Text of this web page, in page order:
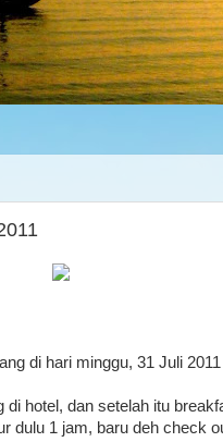
di hari minggu, 31 Juli
di hotel, dan setelah itu
dulu 1 jam, baru deh check